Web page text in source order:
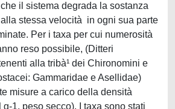
il sistema degrada la sostanza
stessa velocità in ogni sua parte
Per i taxa per cui numerosità
reso possibile, (Ditteri
alla tribà¹ dei Chironomini e
Gammaridae e Asellidae)
misure a carico della densità
1, peso secco). I taxa sono stati